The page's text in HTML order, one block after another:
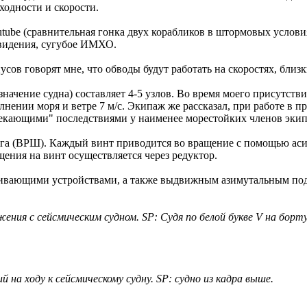
и скорости.
(сравнительная гонка двух корабликов в штормовых
сугубое ИМХО.
говорят мне, что обводы будут работать на скоростях,
судна) составляет 4-5 узлов. Во время моего
моря и ветре 7 м/с. Экипаж же рассказал, при работе в
последствиями у наименее морестойких членов
(ВРШ). Каждый винт приводится во вращение с помощью
на винт осуществляется через редуктор.
устройствами, а также выдвижным азимутальным
с сейсмическим судном. SP: Судя по белой букве V на
ходу к сейсмическому судну. SP: судно из кадра выше.